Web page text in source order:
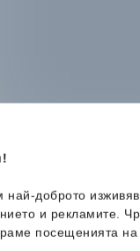
най-доброто
и рекламите.
посещенията на